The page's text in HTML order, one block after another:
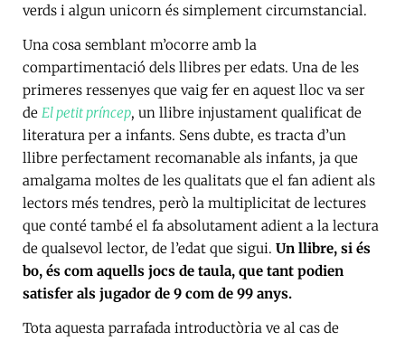
verds i algun unicorn és simplement circumstancial.
Una cosa semblant m’ocorre amb la
compartimentació dels llibres per edats. Una de les
primeres ressenyes que vaig fer en aquest lloc va ser
de El petit príncep, un llibre injustament qualificat de
literatura per a infants. Sens dubte, es tracta d’un
llibre perfectament recomanable als infants, ja que
amalgama moltes de les qualitats que el fan adient als
lectors més tendres, però la multiplicitat de lectures
que conté també el fa absolutament adient a la lectura
de qualsevol lector, de l’edat que sigui. Un llibre, si és
bo, és com aquells jocs de taula, que tant podien
satisfer als jugador de 9 com de 99 anys.
Tota aquesta parrafada introductòria ve al cas de